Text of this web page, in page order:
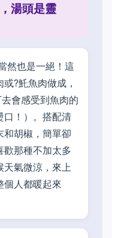
湯頭是靈
然也是一絕！這
?魠魚肉做成，
會感受到魚肉的
口！）。搭配清
和胡椒，簡單卻
歡那種不加太多
天氣微涼，來上
個人都暖起來